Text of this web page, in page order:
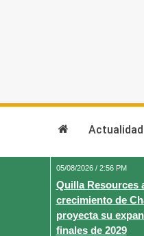
Actualidad
05/08/2026 / 2:56 PM
Quilla Resources
crecimiento de
proyecta su
finales de 2029